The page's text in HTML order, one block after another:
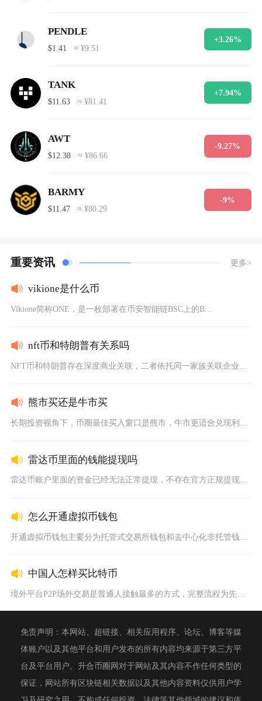
PENDLE
$1.41 ≈ ¥9.51
+3.26%
TANK
$11.63 ≈ ¥81.41
+7.94%
AWT
$12.38 ≈ ¥86.66
-9.27%
BARMY
$11.47 ≈ ¥80.29
-9%
重要资讯 更多>
vikione是什么币
Vikione简称ONE，是一枚部署在币安智能链BSC上的B...
nft币和特朗普有关系吗
熊市买还是牛市买
长期投资视角下，币圈最佳买入窗口是熊市，牛市更适合兑现利润而...
雷达币里面的钱能提现吗
雷达币账户里面的资金已经无法正常提现，不存在官方正规提现渠道...
怎么开通虚拟币钱包
中国人怎样买比特币
境外平台P2P场外交易是普通人接触最多的方式，完整流程为先完...
免责声明：本网站、超链接、相关应用程序、论坛、博客等媒
体账户以及其他平台和用户发布的所有内容均来源于第三方平
台及平台用户。升合币圈网对于网站及其内容不作任何类型的
保证，网站所有区块链相关数据以及其他内容资料仅供用户学